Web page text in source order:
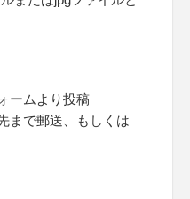
ームより投稿
まで郵送、もしくは